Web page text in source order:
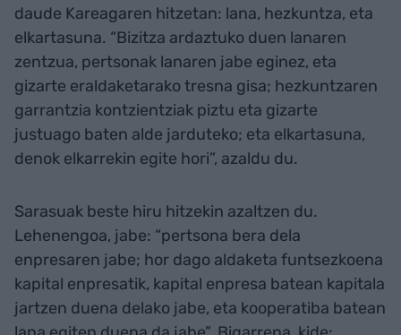
daude Kareagaren hitzetan: lana, hezkuntza, eta
elkartasuna. “Bizitza ardaztuko duen lanaren
zentzua, pertsonak lanaren jabe eginez, eta
gizarte eraldaketarako tresna gisa; hezkuntzaren
garrantzia kontzientziak piztu eta gizarte
justuago baten alde jarduteko; eta elkartasuna,
denok elkarrekin egite hori”, azaldu du.
Sarasuak beste hiru hitzekin azaltzen du.
Lehenengoa, jabe: “pertsona bera dela
enpresaren jabe; hor dago aldaketa funtsezkoena
kapital enpresatik, kapital enpresa batean kapitala
jartzen duena delako jabe, eta kooperatiba batean